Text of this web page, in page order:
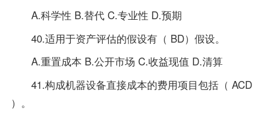
A.科学性 B.替代 C.专业性 D.预期
40.适用于资产评估的假设有（ BD）假设。
A.重置成本 B.公开市场 C.收益现值 D.清算
41.构成机器设备直接成本的费用项目包括（ ACD
）。